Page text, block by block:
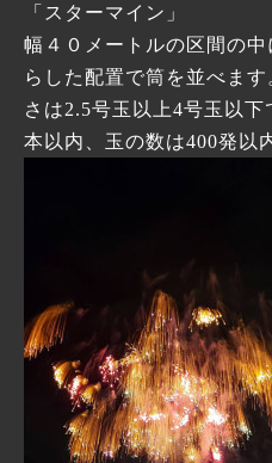
「スターマイン」
幅４０メートルの区間の
らした配置で筒を並べま
さは2.5号玉以上4号玉以
本以内、玉の数は400発以